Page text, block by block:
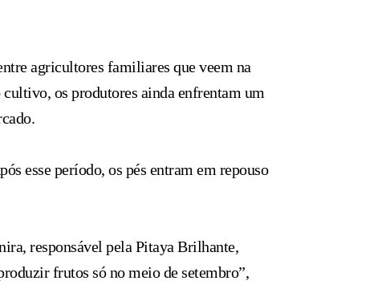
agricultores familiares que veem na
os produtores ainda enfrentam um
esse período, os pés entram em repouso
responsável pela Pitaya Brilhante,
frutos só no meio de setembro”,